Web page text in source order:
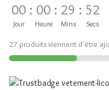
00
Jour
: 00
Heure
: 29
Mins
: 52
Secs
27 produits viennent d'être